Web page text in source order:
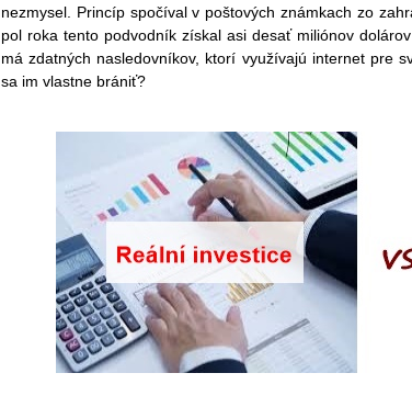
nezmysel. Princíp spočíval v poštových známkach zo
pol roka tento podvodník získal asi desať miliónov
má zdatných nasledovníkov, ktorí využívajú internet pre
sa im vlastne brániť?